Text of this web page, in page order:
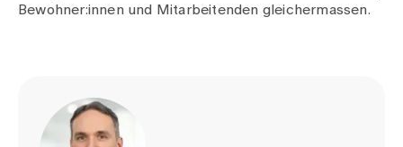
Bewohner:innen und Mitarbeitenden gleichermassen.